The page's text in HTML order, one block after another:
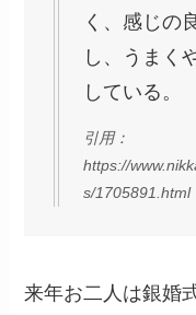
く、感じの
し、うまく
している。
引用：
https://
s/1705891.html
来年お二人は銀婚